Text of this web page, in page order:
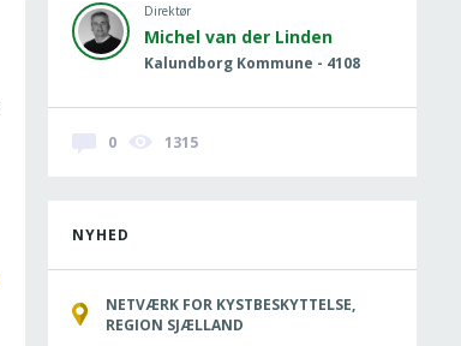
Direktør
Michel van der Linden
Kalundborg Kommune - 4108
0 1315
NYHED
NETVÆRK FOR KYSTBESKYTTELSE,
REGION SJÆLLAND